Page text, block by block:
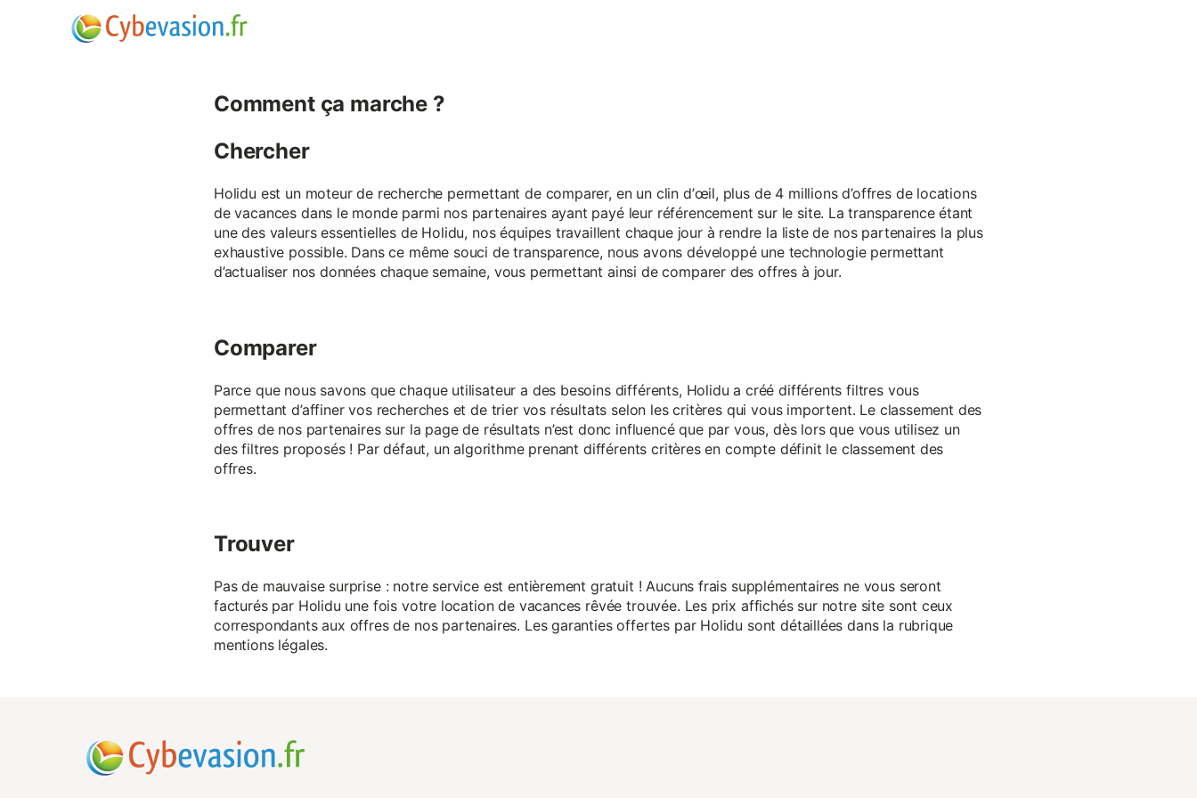
Comment ça marche ?
Chercher
Holidu est un moteur de recherche permettant de comparer, en un clin d’œil, plus de 4 millions d’offres de locations
de vacances dans le monde parmi nos partenaires ayant payé leur référencement sur le site. La transparence étant
une des valeurs essentielles de Holidu, nos équipes travaillent chaque jour à rendre la liste de nos partenaires la plus
exhaustive possible. Dans ce même souci de transparence, nous avons développé une technologie permettant
d’actualiser nos données chaque semaine, vous permettant ainsi de comparer des offres à jour.
Comparer
Parce que nous savons que chaque utilisateur a des besoins différents, Holidu a créé différents filtres vous
permettant d’affiner vos recherches et de trier vos résultats selon les critères qui vous importent. Le classement des
offres de nos partenaires sur la page de résultats n’est donc influencé que par vous, dès lors que vous utilisez un
des filtres proposés ! Par défaut, un algorithme prenant différents critères en compte définit le classement des
offres.
Trouver
Pas de mauvaise surprise : notre service est entièrement gratuit ! Aucuns frais supplémentaires ne vous seront
facturés par Holidu une fois votre location de vacances rêvée trouvée. Les prix affichés sur notre site sont ceux
correspondants aux offres de nos partenaires. Les garanties offertes par Holidu sont détaillées dans la rubrique
mentions légales.